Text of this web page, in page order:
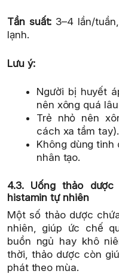
Tần suất: 3–4 lần/
lạnh.
Lưu ý:
Người bị huyết
nên xông quá
Trẻ nhỏ nên
cách xa tầm tay).
Không dùng tinh
nhân tạo.
4.3. Uống thảo
histamin tự nhiên
Một số thảo dược
nhiên, giúp ức chế
buồn ngủ hay khô
thời, thảo dược còn
phát theo mùa.